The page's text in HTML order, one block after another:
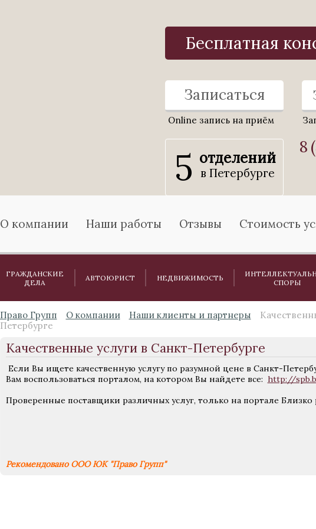
Бесплатная
Записаться
Online запись на приём
5 отделений
в Петербурге
8
О компании Наши работы Отзывы Стоимость
ГРАЖДАНСКИЕ
ДЕЛА
АВТОЮРИСТ НЕДВИЖИМОСТЬ
СПОРЫ
Право Групп О компании Наши клиенты и партнеры
Петербурге
Качественные услуги в Санкт-Петербурге
Если Вы ищете качественную услугу по разумной цене в Санкт-
Вам воспользоваться порталом, на котором Вы найдете все: http://
Проверенные поставщики различных услуг, только на портале Близко
Рекомендовано ООО ЮК "Право Групп"